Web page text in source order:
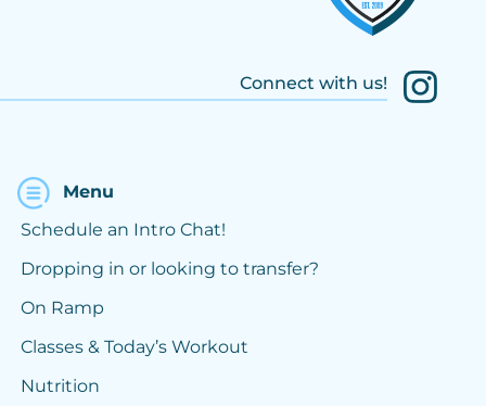
Connect with us!
Menu
Schedule an Intro Chat!
Dropping in or looking to transfer?
On Ramp
Classes & Today’s Workout
Nutrition